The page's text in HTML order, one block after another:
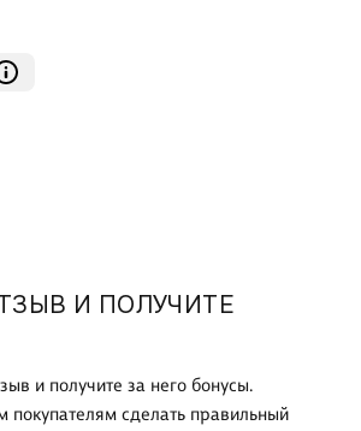
И ПОЛУЧИТЕ
и получите за него бонусы.
покупателям сделать правильный